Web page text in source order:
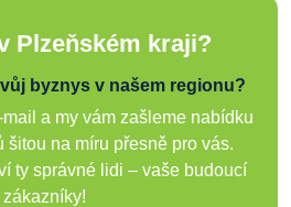
Plzeňském kraji?
byznys v našem regionu?
a my vám zašleme nabídku
šitou na míru přesně pro vás.
ty správné lidi – vaše budoucí
zákazníky!